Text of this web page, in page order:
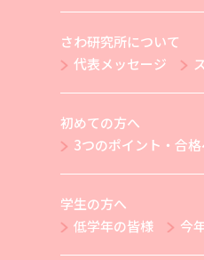
さわ研究所について
代表メッセージ
初めての方へ
3つのポイント・合
学生の方へ
低学年の皆様
今